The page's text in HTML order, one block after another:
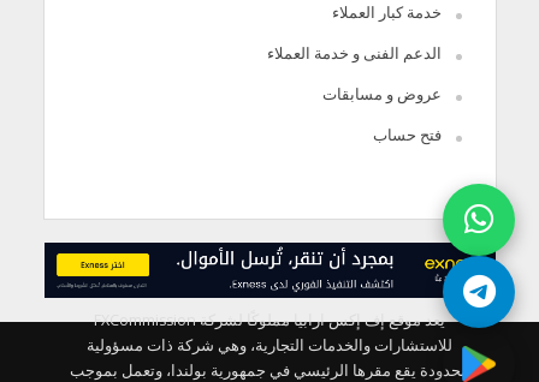
خدمة كبار العملاء
الدعم الفنى و خدمة العملاء
عروض و مسابقات
فتح حساب
يعد موقع إف إكس ارابيا مملوكًا لشركة FXCommission
للاستشارات والخدمات التجارية، وهي شركة ذات مسؤولية
محدودة يقع مقرها الرئيسي في جمهورية بولندا، وتعمل بموجب